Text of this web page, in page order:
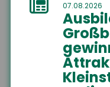
07.08.2026
Wir sind